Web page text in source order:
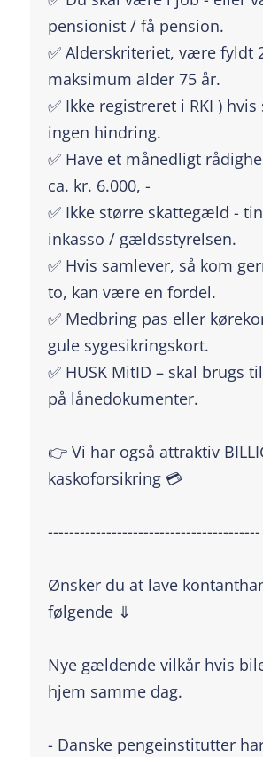
pensionist / få pension.
✅ Alderskriteriet, være fyldt
maksimum alder 75 år.
✅ Ikke registreret i RKI )
ingen hindring.
✅ Have et månedligt
ca. kr. 6.000, -
✅ Ikke større skattegæld -
inkasso / gældsstyrelsen.
✅ Hvis samlever, så kom
to, kan være en fordel.
✅ Medbring pas eller
gule sygesikringskort.
✅ HUSK MitID – skal brugs
på lånedokumenter.
👉 Vi har også attraktiv
kaskoforsikring 💳
----------------------------------------
Ønsker du at lave
følgende ⇓
Nye gældende vilkår hvis
hjem samme dag.
- Danske pengeinstitutter